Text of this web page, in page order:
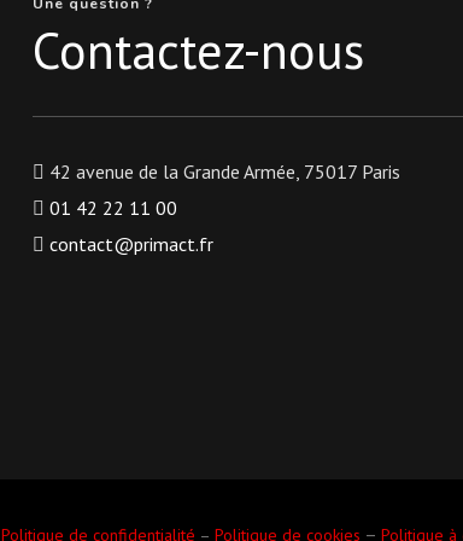
Contactez-nous
42 avenue de la Grande Armée, 75017 Paris
01 42 22 11 00
contact@primact.fr
Politique de confidentialité – Politique de cookies – Politique à